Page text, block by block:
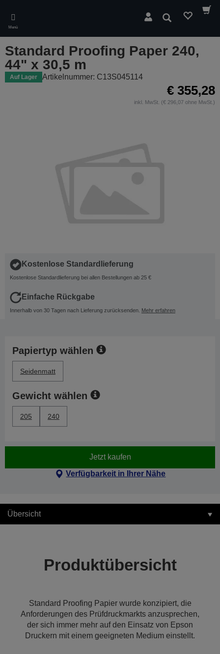
main
content
Menü
Suchen
Standard Proofing Paper 240,
44" x 30,5 m
Auf Lager Artikelnummer: C13S045114
€ 355,28
inkl. MwSt. (€ 296,07 ohne MwSt.)
Kostenlose Standardlieferung
Kostenlose Standardlieferung bei allen Bestellungen ab 25 €
Einfache Rückgabe
Innerhalb von 30 Tagen nach Lieferung zurücksenden. Mehr erfahren
Papiertyp wählen
Seidenmatt
Gewicht wählen
205 240
Jetzt kaufen
Verfügbarkeit in Ihrer Nähe
Übersicht
Produktübersicht
Standard Proofing Papier wurde konzipiert, die
Anforderungen des Prüfdruckmarkts anzusprechen,
der sich immer mehr auf den Einsatz von Epson
Druckern mit einem geeigneten Medium einstellt.